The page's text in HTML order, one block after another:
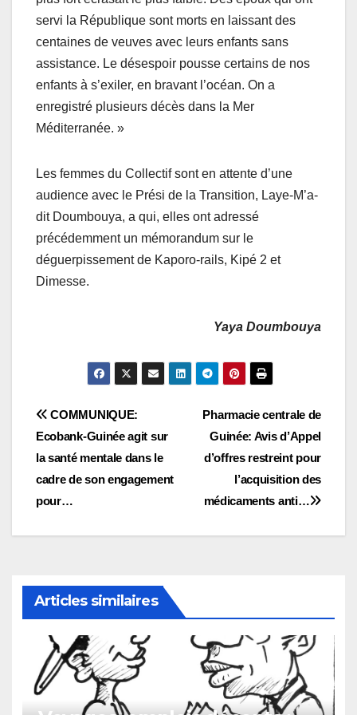
servi la République sont morts en laissant des
centaines de veuves avec leurs enfants sans
assistance. Le désespoir pousse certains de nos
enfants à s’exiler, en bravant l’océan. On a
enregistré plusieurs décès dans la Mer
Méditerranée. »
Les femmes du Collectif sont en attente d’une
audience avec le Prési de la Transition, Laye-M’a-
dit Doumbouya, a qui, elles ont adressé
précédemment un mémorandum sur le
déguerpissement de Kaporo-rails, Kipé 2 et
Dimesse.
Yaya Doumbouya
Navigation
de
l’article
Pharmacie centrale de
Guinée: Avis d’Appel
d’offres restreint pour
l’acquisition des
médicaments anti…
COMMUNIQUE:
Ecobank-Guinée agit sur
la santé mentale dans le
cadre de son engagement
pour…
Articles similaires